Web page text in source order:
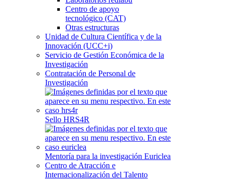
Centro de apoyo
tecnológico (CAT)
Otras estructuras
Unidad de Cultura Científica y de la
Innovación (UCC+i)
Servicio de Gestión Económica de la
Investigación
Contratación de Personal de
Investigación
Sello HRS4R
Mentoría para la investigación Euriclea
Centro de Atracción e
Internacionalización del Talento